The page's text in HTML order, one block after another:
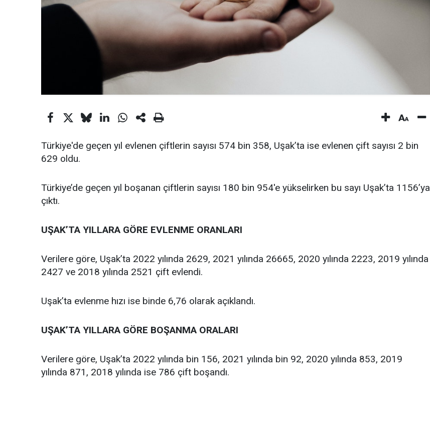
Türkiye'de geçen yıl evlenen çiftlerin sayısı 574 bin 358, Uşak’ta ise evlenen çift sayısı 2 bin
629 oldu.
Türkiye’de geçen yıl boşanan çiftlerin sayısı 180 bin 954'e yükselirken bu sayı Uşak’ta 1156’ya
çıktı.
UŞAK’TA YILLARA GÖRE EVLENME ORANLARI
Verilere göre, Uşak’ta 2022 yılında 2629, 2021 yılında 26665, 2020 yılında 2223, 2019 yılında
2427 ve 2018 yılında 2521 çift evlendi.
Uşak’ta evlenme hızı ise binde 6,76 olarak açıklandı.
UŞAK’TA YILLARA GÖRE BOŞANMA ORALARI
Verilere göre, Uşak’ta 2022 yılında bin 156, 2021 yılında bin 92, 2020 yılında 853, 2019
yılında 871, 2018 yılında ise 786 çift boşandı.